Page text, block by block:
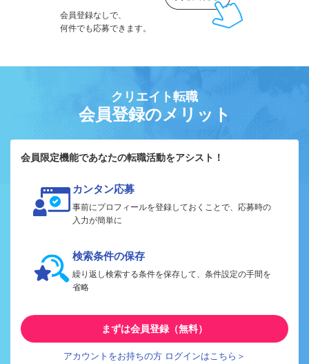
会員登録なしで、
何件でも応募できます。
クリエイト転職
会員登録のメリット
会員限定機能であなたの転職活動をアシスト！
カンタン応募
事前にプロフィールを登録しておくことで、応募時の
入力が簡単に
検索条件の保存
繰り返し検索する条件を保存して、条件設定の手間を
省略
まずは会員登録（無料）
アカウントをお持ちの方 ログインはこちら＞